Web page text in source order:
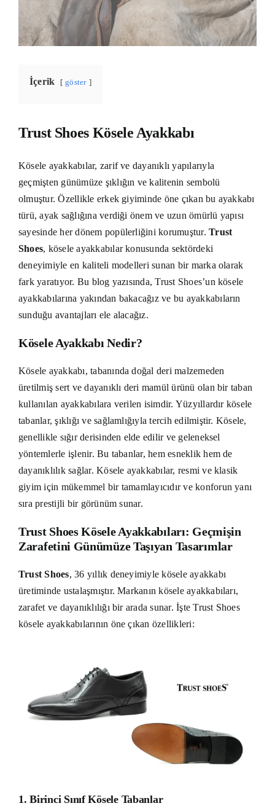
İçerik göster
Trust Shoes Kösele Ayakkabı
Kösele ayakkabılar, zarif ve dayanıklı yapılarıyla
geçmişten günümüze şıklığın ve kalitenin sembolü
olmuştur. Özellikle erkek giyiminde öne çıkan bu ayakkabı
türü, ayak sağlığına verdiği önem ve uzun ömürlü yapısı
sayesinde her dönem popülerliğini korumuştur.Trust
Shoes, kösele ayakkabılar konusunda sektördeki
deneyimiyle en kaliteli modelleri sunan bir marka olarak
fark yaratıyor. Bu blog yazısında, Trust Shoes’un kösele
ayakkabılarına yakından bakacağız ve bu ayakkabıların
sunduğu avantajları ele alacağız.
Kösele Ayakkabı Nedir?
Kösele ayakkabı, tabanında doğal deri malzemeden
üretilmiş sert ve dayanıklı deri mamül ürünü olan bir taban
kullanılan ayakkabılara verilen isimdir. Yüzyıllardır kösele
tabanlar, şıklığı ve sağlamlığıyla tercih edilmiştir. Kösele,
genellikle sığır derisinden elde edilir ve geleneksel
yöntemlerle işlenir. Bu tabanlar, hem esneklik hem de
dayanıklılık sağlar. Kösele ayakkabılar, resmi ve klasik
giyim için mükemmel bir tamamlayıcıdır ve konforun yanı
sıra prestijli bir görünüm sunar.
Trust Shoes Kösele Ayakkabıları: Geçmişin
Zarafetini Günümüze Taşıyan Tasarımlar
Trust Shoes, 36 yıllık deneyimiyle kösele ayakkabı
üretiminde ustalaşmıştır. Markanın kösele ayakkabıları,
zarafet ve dayanıklılığı bir arada sunar. İşte Trust Shoes
kösele ayakkabılarının öne çıkan özellikleri:
1.Birinci Sınıf Kösele Tabanlar